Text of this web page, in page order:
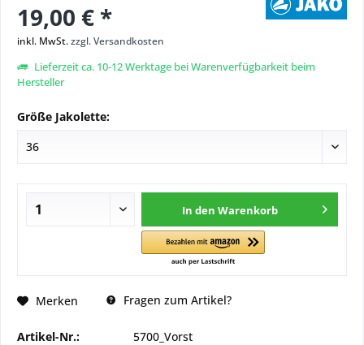
19,00 € *
inkl. MwSt.zzgl. Versandkosten
Lieferzeit ca. 10-12 Werktage bei Warenverfügbarkeit beim
Hersteller
Größe Jakolette:
In den Warenkorb
Merken Fragen zum Artikel?
Artikel-Nr.: 5700_Vorst